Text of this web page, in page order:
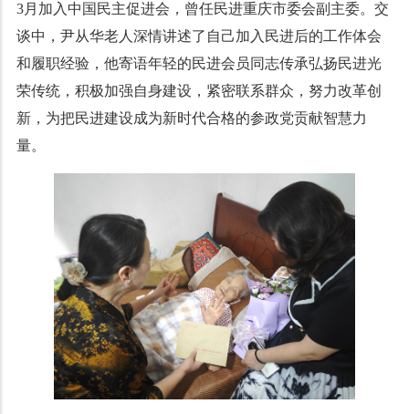
3月加入中国民主促进会，曾任民进重庆市委会副主委。交
谈中，尹从华老人深情讲述了自己加入民进后的工作体会
和履职经验，他寄语年轻的民进会员同志传承弘扬民进光
荣传统，积极加强自身建设，紧密联系群众，努力改革创
新，为把民进建设成为新时代合格的参政党贡献智慧力
量。